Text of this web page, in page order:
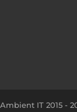
IT 2015 -